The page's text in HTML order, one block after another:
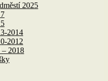
2025
2014
2012
2018